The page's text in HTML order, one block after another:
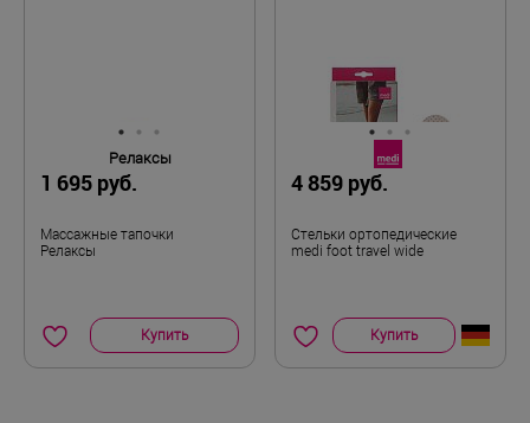
Релаксы
1 695 руб.
Массажные тапочки
Релаксы
Купить
4 859 руб.
Стельки ортопедические
medi foot travel wide
Купить